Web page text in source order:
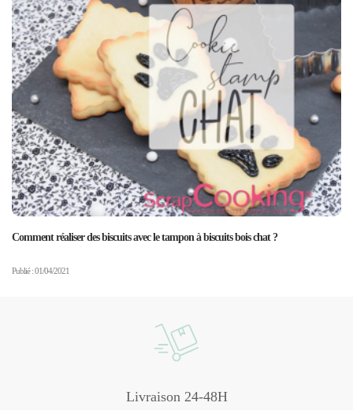
Comment réaliser des biscuits avec le tampon à biscuits bois chat ?
Publié : 01/04/2021
Livraison 24-48H